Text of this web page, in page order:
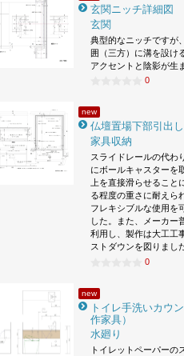
玄関ニッチ詳細図
玄関
典型的なニッチですが
囲（三方）に溝を設け
アクセントと陰影が生
0
new
仏壇置場下部引出
家具収納
スライドレールの代わ
にボールキャスターを
上を直接滑らせること
る程度の重さに耐えら
フレキシブルな使用を
した。また、メーカー
利用し、製作は大工工
ストダウンを図りまし
0
new
トイレ手洗いカウ
作家具）
水廻り
トイレットペーパーの